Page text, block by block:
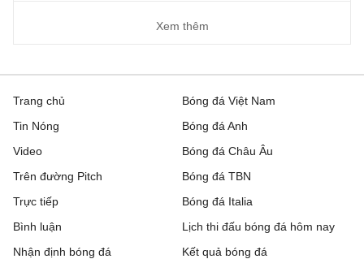
Xem thêm
Trang chủ
Tin Nóng
Video
Trên đường Pitch
Trực tiếp
Bóng đá Việt Nam
Bóng đá Anh
Bóng đá Châu Âu
Bóng đá TBN
Bóng đá Italia
Bình luận
Nhận định bóng đá
Lịch thi đấu bóng đá hôm nay
Kết quả bóng đá